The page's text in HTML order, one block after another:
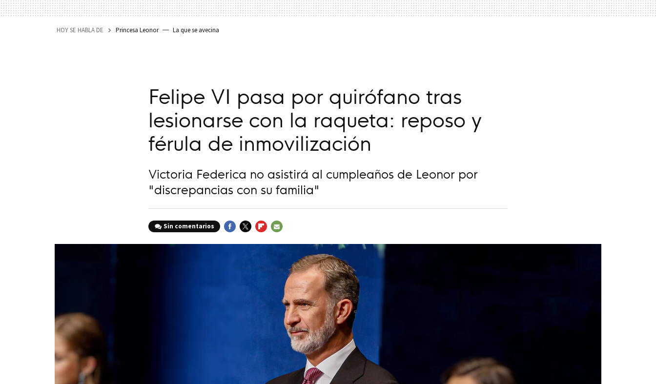
HOY SE HABLA DE Princesa Leonor La que se avecina
Felipe VI pasa por quirófano tras
lesionarse con la raqueta: reposo y
férula de inmovilización
Victoria Federica no asistirá al cumpleaños de Leonor por
"discrepancias con su familia"
Sin comentarios